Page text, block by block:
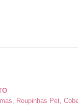
Roupinhas Pet,